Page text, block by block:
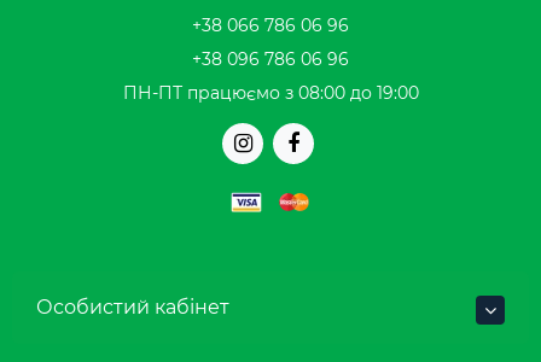
+38 066 786 06 96
+38 096 786 06 96
ПН-ПТ працюємо з 08:00 до 19:00
Особистий кабінет